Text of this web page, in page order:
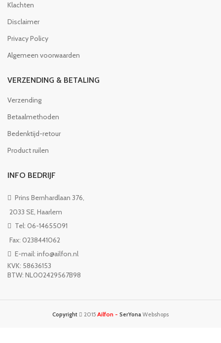
Klachten
Disclaimer
Privacy Policy
Algemeen voorwaarden
VERZENDING & BETALING
Verzending
Betaalmethoden
Bedenktijd-retour
Product ruilen
INFO BEDRIJF
Prins Bernhardlaan 376,
2033 SE, Haarlem
Tel: 06-14655091
Fax: 0238441062
E-mail: info@ailfon.nl
KVK: 58636153
BTW: NL002429567B98
Copyright 2015 Ailfon - SerYona Webshops